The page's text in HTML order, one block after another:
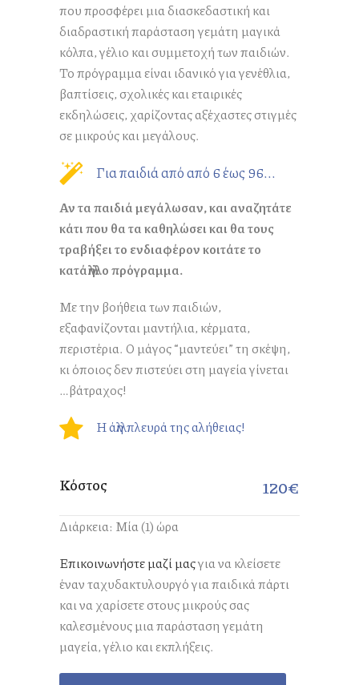
που προσφέρει μια διασκεδαστική και
διαδραστική παράσταση γεμάτη μαγικά
κόλπα, γέλιο και συμμετοχή των παιδιών.
Το πρόγραμμα είναι ιδανικό για γενέθλια,
βαπτίσεις, σχολικές και εταιρικές
εκδηλώσεις, χαρίζοντας αξέχαστες στιγμές
σε μικρούς και μεγάλους.
Για παιδιά από από 6 έως 96...
Αν τα παιδιά μεγάλωσαν, και αναζητάτε
κάτι που θα τα καθηλώσει και θα τους
τραβήξει το ενδιαφέρον κοιτάτε το
κατάλληλο πρόγραμμα.
Με την βοήθεια των παιδιών,
εξαφανίζονται μαντήλια, κέρματα,
περιστέρια. Ο μάγος “μαντεύει” τη σκέψη,
κι όποιος δεν πιστεύει στη μαγεία γίνεται
…βάτραχος!
Η άλλη πλευρά της αλήθειας!
Κόστος 120€
Διάρκεια: Μία (1) ώρα
Επικοινωνήστε μαζί μαςγια να κλείσετε
έναν ταχυδακτυλουργό για παιδικά πάρτι
και να χαρίσετε στους μικρούς σας
καλεσμένους μια παράσταση γεμάτη
μαγεία, γέλιο και εκπλήξεις.